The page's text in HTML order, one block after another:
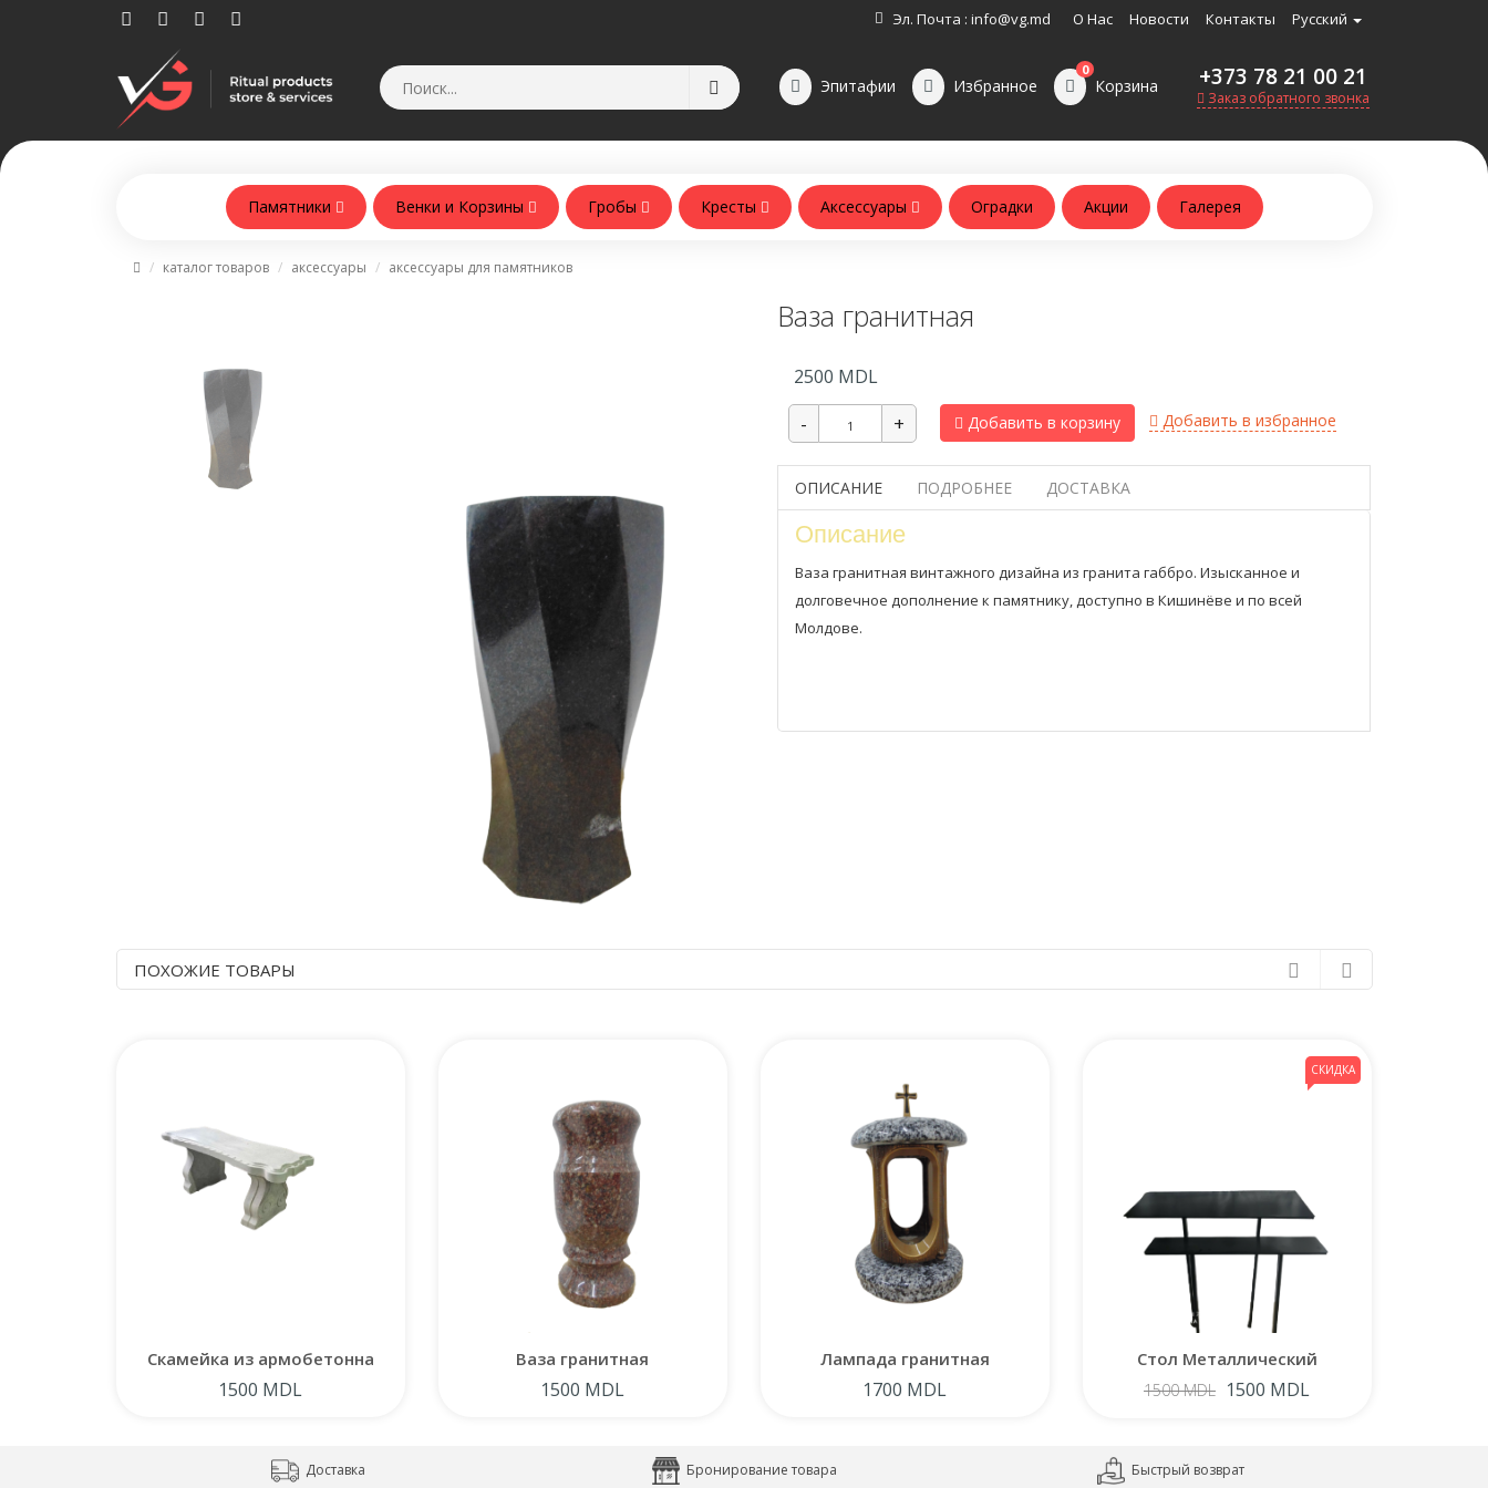
Эл. Почта : info@vg.md О Нас Новости Контакты Русский
Эпитафии Избранное Корзина
0 +373 78 21 00 21
Заказ обратного звонка
Памятники Венки и Корзины Гробы Кресты Аксессуары Оградки Акции Галерея
каталог товаров аксессуары аксессуары для памятников
Ваза гранитная
2500 MDL
Добавить в корзину Добавить в избранное
ОПИСАНИЕ ПОДРОБНЕЕ ДОСТАВКА
Описание
Ваза гранитная винтажного дизайна из гранита габбро. Изысканное и
долговечное дополнение к памятнику, доступно в Кишинёве и по всей
Молдове.
ПОХОЖИЕ ТОВАРЫ
Скамейка из армобетонна
1500 MDL
Ваза гранитная
1500 MDL
Лампада гранитная
1700 MDL
СКИДКА
Стол Металлический
1500 MDL 1500 MDL
Доставка Бронирование товара Быстрый возврат